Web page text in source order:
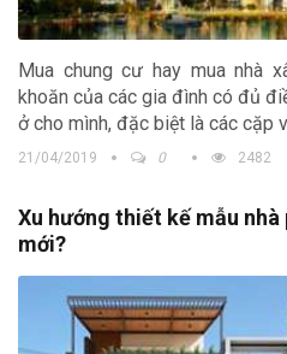
Mua chung cư hay mua nhà
khoăn của các gia đình có đủ
ở cho mình, đặc biệt là các cặp
21/04/2019 0 2482
Xu hướng thiết kế mẫu
mới?